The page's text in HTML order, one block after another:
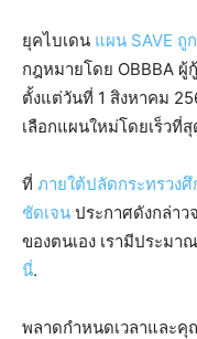
ยุคไบเดน แผน SAVE ถู
กฎหมายโดย OBBBA
ตั้งแต่วันที่ 1 สิงหาคม
เลือกแผนใหม่โดยเร็วที่
ที่ ภายใต้ปลัดกระทรวง
ชัดเจน ประกาศดังกล่าว
ของตนเอง เรามีประมา
นี่.
พลาดกำหนดเวลาและ